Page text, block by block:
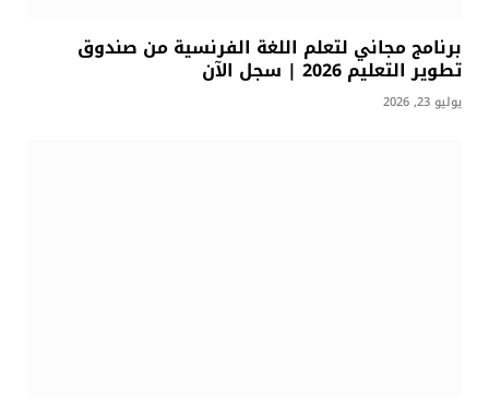
برنامج مجاني لتعلم اللغة الفرنسية من صندوق
تطوير التعليم 2026 | سجل الآن
يوليو 23, 2026